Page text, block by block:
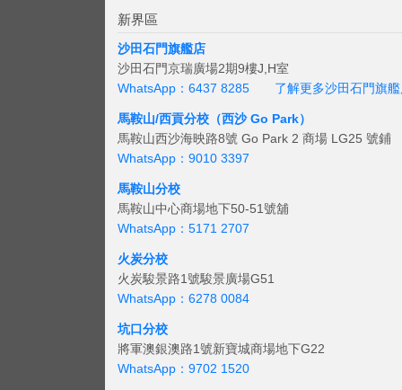
新界區
沙田石門旗艦店
沙田石門京瑞廣場2期9樓J,H室
WhatsApp：6437 8285
了解更多沙田石門旗
馬鞍山/西貢分校（西沙 Go Park）
馬鞍山西沙海映路8號 Go Park 2 商場 LG25 號鋪
WhatsApp：9010 3397
馬鞍山分校
馬鞍山中心商場地下50-51號舖
WhatsApp：5171 2707
火炭分校
火炭駿景路1號駿景廣場G51
WhatsApp：6278 0084
坑口分校
將軍澳銀澳路1號新寶城商場地下G22
WhatsApp：9702 1520